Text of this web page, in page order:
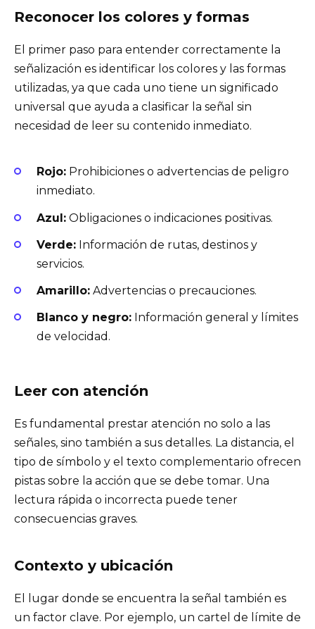
Reconocer los colores y formas
El primer paso para entender correctamente la
señalización es identificar los colores y las formas
utilizadas, ya que cada uno tiene un significado
universal que ayuda a clasificar la señal sin
necesidad de leer su contenido inmediato.
Rojo: Prohibiciones o advertencias de peligro
inmediato.
Azul: Obligaciones o indicaciones positivas.
Verde: Información de rutas, destinos y
servicios.
Amarillo: Advertencias o precauciones.
Blanco y negro: Información general y límites
de velocidad.
Leer con atención
Es fundamental prestar atención no solo a las
señales, sino también a sus detalles. La distancia, el
tipo de símbolo y el texto complementario ofrecen
pistas sobre la acción que se debe tomar. Una
lectura rápida o incorrecta puede tener
consecuencias graves.
Contexto y ubicación
El lugar donde se encuentra la señal también es
un factor clave. Por ejemplo, un cartel de límite de